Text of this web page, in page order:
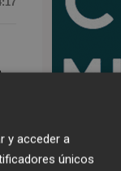
y acceder a
únicos